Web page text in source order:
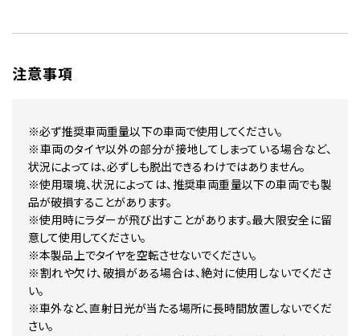
注意事項
※必ず推奨車両重量以下の車両で使用してください。
※車両のタイヤ以外の部分が接地してしまっている場合など、
状況によっては、必ずしも脱出できるわけではありません。
※使用環境、状況によっては、推奨車両重量以下の車両でも製
品が破損することがあります。
※使用時にラダーが飛び出すことがあります。最大限安全に留
意して使用してください。
※本製品上でタイヤを空転させないでください。
※割れや欠け、破損がある場合は、絶対に使用しないでくださ
い。
※車外など、直射日光が当たる場所に長時間放置しないでくだ
さい。